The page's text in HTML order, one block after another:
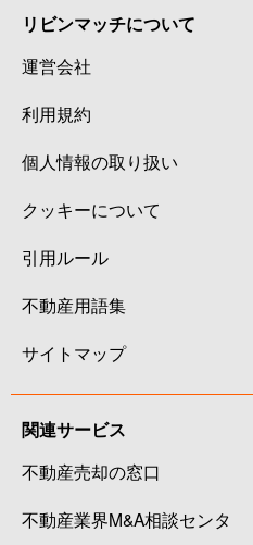
リビンマッチについて
運営会社
利用規約
個人情報の取り扱い
クッキーについて
引用ルール
不動産用語集
サイトマップ
関連サービス
不動産売却の窓口
不動産業界M&A相談センタ